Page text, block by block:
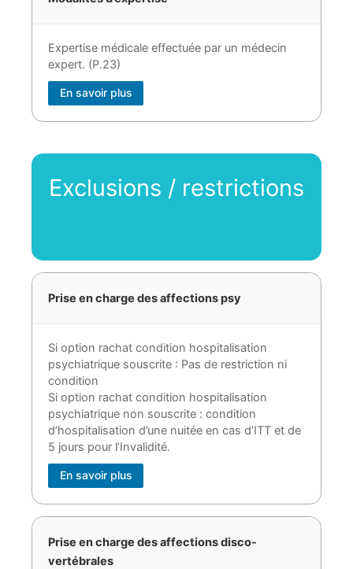
Expertise médicale effectuée par un médecin
expert. (P.23)
En savoir plus
Exclusions / restrictions
Prise en charge des affections psy
Si option rachat condition hospitalisation
psychiatrique souscrite : Pas de restriction ni
condition
Si option rachat condition hospitalisation
psychiatrique non souscrite : condition
d’hospitalisation d’une nuitée en cas d’ITT et de
5 jours pour l’Invalidité.
En savoir plus
Prise en charge des affections disco-
vertébrales